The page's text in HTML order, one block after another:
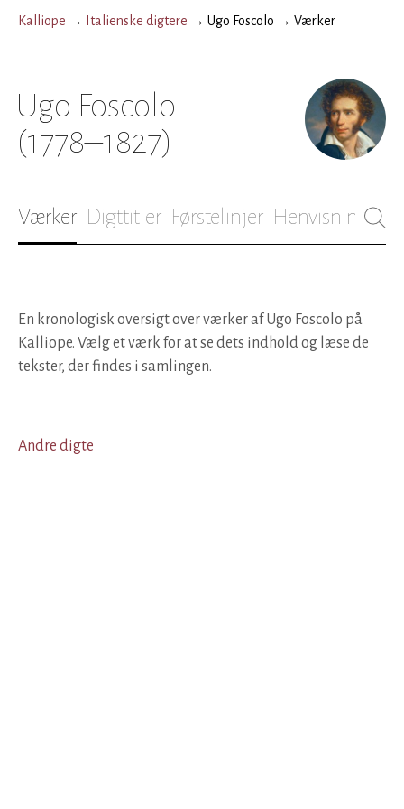
Kalliope → Italienske digtere → Ugo Foscolo → Værker
Ugo Foscolo
(1778–1827)
Værker Digttitler Førstelinjer Henvisninger
En kronologisk oversigt over værker af Ugo Foscolo på
Kalliope. Vælg et værk for at se dets indhold og læse de
tekster, der findes i samlingen.
Andre digte